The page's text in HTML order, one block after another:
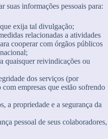
suas informações pessoais para:
exija tal divulgação;
relacionadas a atividades
cooperar com órgãos públicos
quaisquer reivindicações ou
dos serviços (por
empresas que estão sofrendo
a propriedade e a segurança da
pessoal de seus colaboradores,